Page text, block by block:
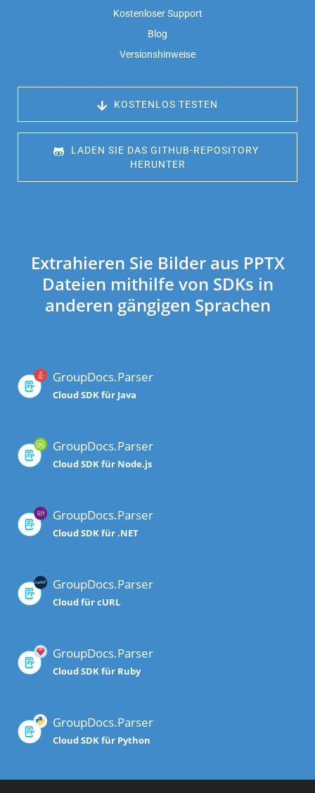
Kostenloser Support
Blog
Versionshinweise
KOSTENLOS TESTEN
LADEN SIE DAS GITHUB-REPOSITORY
HERUNTER
Extrahieren Sie Bilder aus PPTX
Dateien mithilfe von SDKs in
anderen gängigen Sprachen
GroupDocs.Parser
Cloud SDK für Java
GroupDocs.Parser
Cloud SDK für Node.js
GroupDocs.Parser
Cloud SDK für .NET
GroupDocs.Parser
Cloud für cURL
GroupDocs.Parser
Cloud SDK für Ruby
GroupDocs.Parser
Cloud SDK für Python